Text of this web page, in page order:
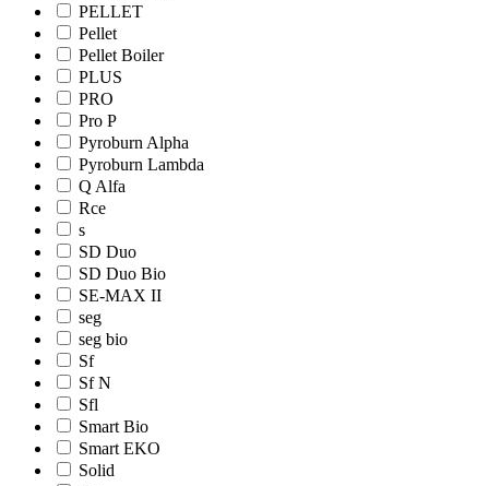
PELLET
Pellet
Pellet Boiler
PLUS
PRO
Pro Р
Pyroburn Alpha
Pyroburn Lambda
Q Alfa
Rce
s
SD Duo
SD Duo Bio
SE-MAX II
seg
seg bio
Sf
Sf N
Sfl
Smart Bio
Smart EKO
Solid